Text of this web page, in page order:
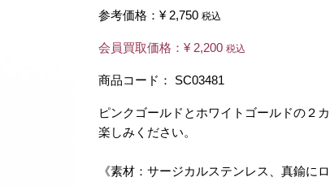
参考価格： ¥ 2,750 税込
会員買取価格： ¥ 2,200 税込
商品コード： SC03481
ピンクゴールドとホワイトゴールドの２
楽しみください。
《素材：サージカルステンレス、真鍮に